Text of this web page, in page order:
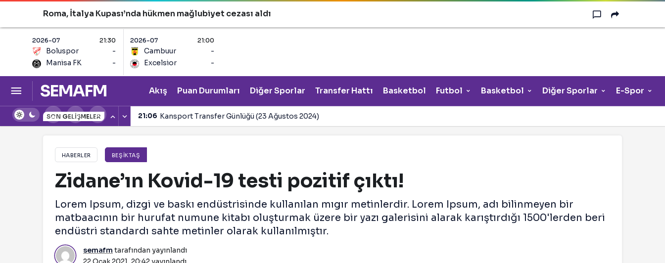
2026-07 21:30
Boluspor
-
Manisa FK
-
2026-07 21:00
Cambuur
-
Excelsior
-
SEMAFM Akış Puan Durumları Diğer Sporlar Transfer Hattı Basketbol Futbol Basketbol Diğer Sporlar E-Spor
SON GELIŞMELER
21:06 Kansport Transfer Günlüğü (23 Ağustos 2024)
HABERLER BEŞIKTAŞ
Zidane’ın Kovid-19 testi pozitif çıktı!
Lorem Ipsum, dizgi ve baskı endüstrisinde kullanılan mıgır metinlerdir. Lorem Ipsum, adı bilinmeyen bir
matbaacının bir hurufat numune kitabı oluşturmak üzere bir yazı galerisini alarak karıştırdığı 1500'lerden beri
endüstri standardı sahte metinler olarak kullanılmıştır.
semafm tarafından yayınlandı
Roma, İtalya Kupası’nda hükmen mağlubiyet cezası aldı